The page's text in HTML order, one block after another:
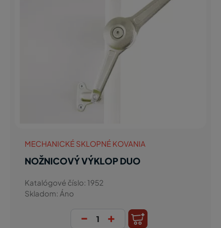
MECHANICKÉ SKLOPNÉ KOVANIA
NOŽNICOVÝ VÝKLOP DUO
Katalógové číslo: 1952
Skladom: Áno
- +